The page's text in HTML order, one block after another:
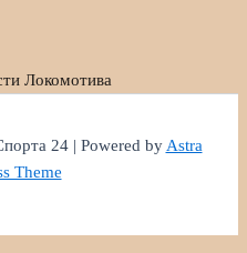
Локомотива
24 | Powered byAstra
Theme